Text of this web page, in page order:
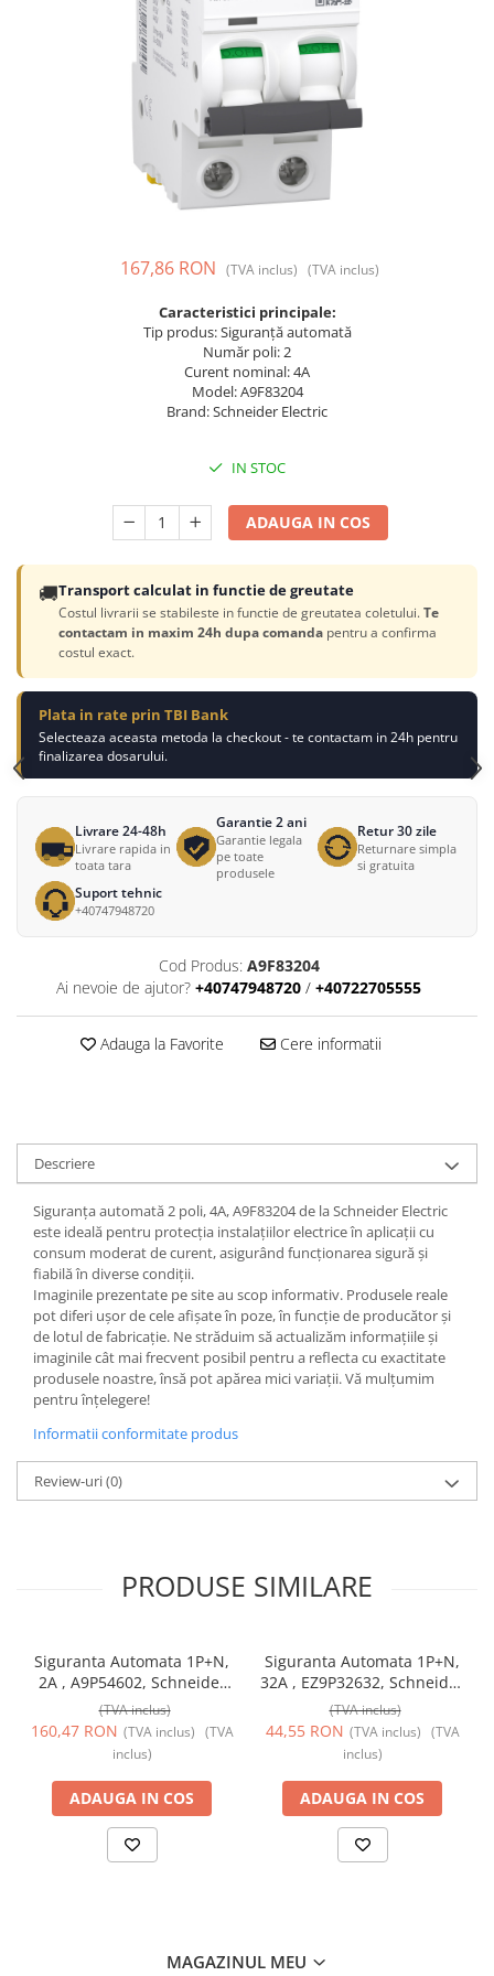
Prize și fișe industriale
Suporturi de fixare
Variator de tensiune
167,86 RON (TVA inclus) (TVA inclus)
Caracteristici principale:
Tip produs: Siguranță automată
Număr poli: 2
Curent nominal: 4A
Model: A9F83204
Brand: Schneider Electric
IN STOC
ADAUGA IN COS
🚚Transport calculat in functie de greutate
Costul livrarii se stabileste in functie de greutatea coletului.Te
contactam in maxim 24h dupa comanda pentru a confirma
costul exact.
Plata in rate prin TBI Bank
Selecteaza aceasta metoda la checkout - te contactam in 24h pentru
finalizarea dosarului.
Livrare 24-48h
Livrare rapida in
toata tara
Garantie 2 ani
Garantie legala
pe toate
produsele
Retur 30 zile
Returnare simpla
si gratuita
Suport tehnic
+40747948720
Cod Produs: A9F83204
Ai nevoie de ajutor? +40747948720 / +40722705555
Adauga la Favorite Cere informatii
Descriere
Siguranța automată 2 poli, 4A, A9F83204 de la Schneider Electric
este ideală pentru protecția instalațiilor electrice în aplicații cu
consum moderat de curent, asigurând funcționarea sigură și
fiabilă în diverse condiții.
Imaginile prezentate pe site au scop informativ. Produsele reale
pot diferi ușor de cele afișate în poze, în funcție de producător și
de lotul de fabricație. Ne străduim să actualizăm informațiile și
imaginile cât mai frecvent posibil pentru a reflecta cu exactitate
produsele noastre, însă pot apărea mici variații. Vă mulțumim
pentru înțelegere!
Informatii conformitate produs
Review-uri(0)
PRODUSE SIMILARE
Siguranta Automata 1P+N,
2A , A9P54602, Schneider
Electric
(TVA inclus)
160,47 RON (TVA inclus) (TVA
inclus)
ADAUGA IN COS
Siguranta Automata 1P+N,
32A , EZ9P32632, Schneider
Electric
(TVA inclus)
44,55 RON (TVA inclus) (TVA
inclus)
ADAUGA IN COS
MAGAZINUL MEU